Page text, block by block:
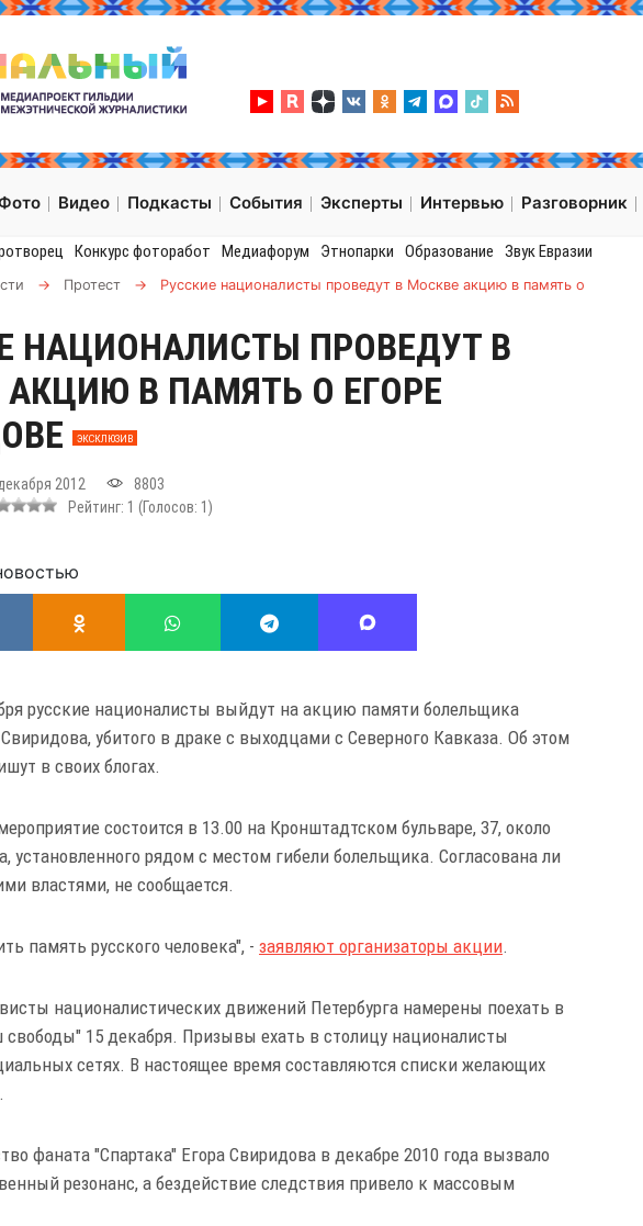
Видео Подкасты События Эксперты Интервью Разговорник
Конкурс фоторабот Медиафорум Этнопарки Образование Звук Евразии
→ Протест →
Русские националисты проведут в Москве акцию в память о
НАЦИОНАЛИСТЫ ПРОВЕДУТ В
В ПАМЯТЬ О ЕГОРЕ
ЭКСКЛЮЗИВ
2012
8803
Рейтинг: 1 (Голосов: 1 )
русские националисты выйдут на акцию памяти болельщика
Свиридова, убитого в драке с выходцами с Северного Кавказа. Об этом
в своих блогах.
состоится в 13.00 на Кронштадтском бульваре, 37, около
установленного рядом с местом гибели болельщика. Согласована ли
властями, не сообщается.
память русского человека", - заявляют организаторы акции.
националистических движений Петербурга намерены поехать в
15 декабря. Призывы ехать в столицу националисты
сетях. В настоящее время составляются списки желающих
фаната "Спартака" Егора Свиридова в декабре 2010 года вызвало
резонанс, а бездействие следствия привело к массовым